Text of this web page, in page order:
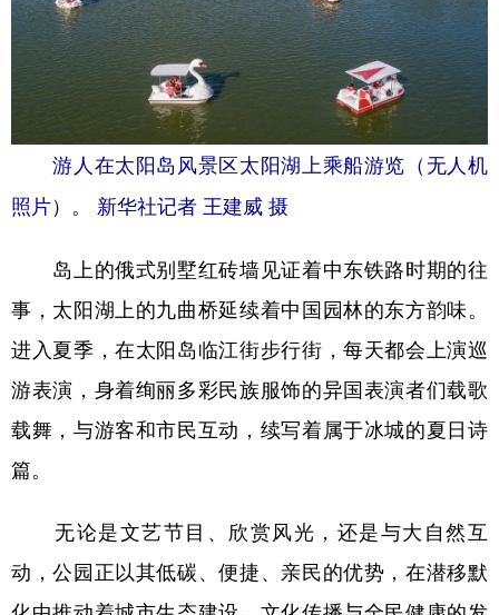
游人在太阳岛风景区太阳湖上乘船游览（无人机
照片）。 新华社记者 王建威 摄
岛上的俄式别墅红砖墙见证着中东铁路时期的往
事，太阳湖上的九曲桥延续着中国园林的东方韵味。
进入夏季，在太阳岛临江街步行街，每天都会上演巡
游表演，身着绚丽多彩民族服饰的异国表演者们载歌
载舞，与游客和市民互动，续写着属于冰城的夏日诗
篇。
无论是文艺节目、欣赏风光，还是与大自然互
动，公园正以其低碳、便捷、亲民的优势，在潜移默